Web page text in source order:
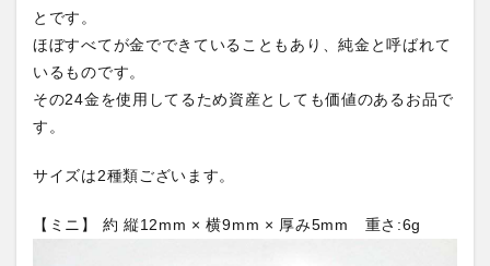
とです。
ほぼすべてが金でできていることもあり、純金と呼ばれて
いるものです。
その24金を使用してるため資産としても価値のあるお品で
す。
サイズは2種類ございます。
【ミニ】 約 縦12mm × 横9mm × 厚み5mm 重さ:6g